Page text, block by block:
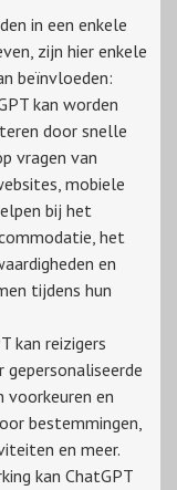
in een enkele
zijn hier enkele
beïnvloeden:
kan worden
door snelle
vragen van
mobiele
bij het
het
en
tijdens hun
kan reizigers
voorkeuren en
bestemmingen,
en meer.
kan ChatGPT